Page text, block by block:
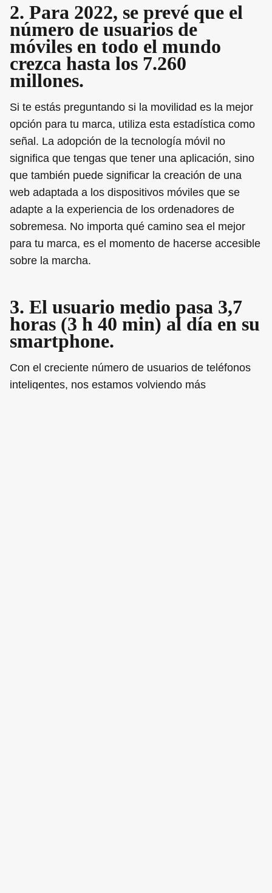
2. Para 2022, se prevé que el
número de usuarios de
móviles en todo el mundo
crezca hasta los 7.260
millones.
Si te estás preguntando si la movilidad es la mejor
opción para tu marca, utiliza esta estadística como
señal. La adopción de la tecnología móvil no
significa que tengas que tener una aplicación, sino
que también puede significar la creación de una
web adaptada a los dispositivos móviles que se
adapte a la experiencia de los ordenadores de
sobremesa. No importa qué camino sea el mejor
para tu marca, es el momento de hacerse accesible
sobre la marcha.
3. El usuario medio pasa 3,7
horas (3 h 40 min) al día en su
smartphone.
Con el creciente número de usuarios de teléfonos
inteligentes, nos estamos volviendo más